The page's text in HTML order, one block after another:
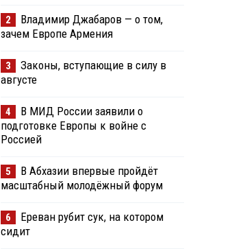
2
Владимир Джабаров — о том,
зачем Европе Армения
3
Законы, вступающие в силу в
августе
4
В МИД России заявили о
подготовке Европы к войне с
Россией
5
В Абхазии впервые пройдёт
масштабный молодёжный форум
6
Ереван рубит сук, на котором
сидит